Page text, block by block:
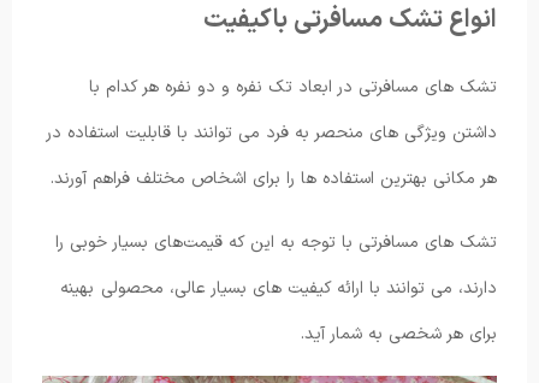
انواع تشک مسافرتی باکیفیت
تشک های مسافرتی در ابعاد تک نفره و دو نفره هر کدام با
داشتن ویژگی های منحصر به فرد می توانند با قابلیت استفاده در
هر مکانی بهترین استفاده ها را برای اشخاص مختلف فراهم آورند.
تشک های مسافرتی با توجه به این که قیمت‌های بسیار خوبی را
دارند، می توانند با ارائه کیفیت های بسیار عالی، محصولی بهینه
برای هر شخصی به شمار آید.